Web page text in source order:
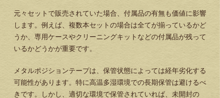
元々セットで販売されていた場合、付属品の有無も価値に影響
します。例えば、複数本セットの場合は全てが揃っているかど
うか、専用ケースやクリーニングキットなどの付属品が残って
いるかどうかが重要です。
メタルポジションテープは、保管状態によっては経年劣化する
可能性があります。特に高温多湿環境での長期保管は避けるべ
きです。しかし、適切な環境で保管されていれば、未開封の